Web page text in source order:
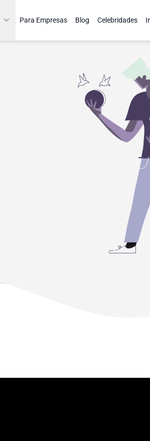
Para Empresas Blog Celebridades